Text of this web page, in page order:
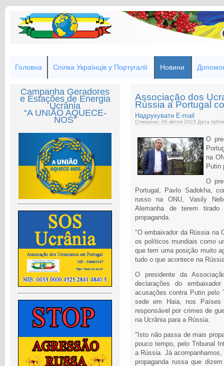
Головна Спілка Українців у Португалії Новини
Campanha Geradores
e Estações de Energia
Ucrânia
“A UNIÃO AQUECE-
NOS”
Associação dos
Rússia a Portugal
Надрукувати E-mail
Створено: 06 квітня 2023 Дата
O
na
Putin
O
Portugal, Pavlo Sadokha,
russo na ONU, Vasily
Alemanha de terem
propaganda.
"O embaixador da Rússia na
os políticos mundiais como
que tem uma posição muito
tudo o que acontece na
O presidente da
declarações do
acusações contra Putin pelo
sede em Haia, nos
responsável por crimes de
na Ucrânia para a Rússia.
"Isto não passa de mais
pouco tempo, pelo Tribunal
a Rússia. Já
propaganda russa que